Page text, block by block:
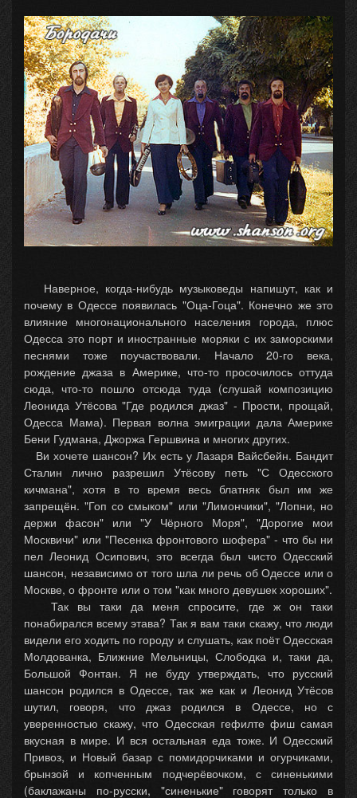
Наверное, когда-нибудь музыковеды напишут, как и
почему в Одессе появилась "Оца-Гоца". Конечно же это
влияние многонационального населения города, плюс
Одесса это порт и иностранные моряки с их заморскими
песнями тоже поучаствовали. Начало 20-го века,
рождение джаза в Америке, что-то просочилось оттуда
сюда, что-то пошло отсюда туда (слушай композицию
Леонида Утёсова "Где родился джаз" - Прости, прощай,
Одесса Мама). Первая волна эмиграции дала Америке
Бени Гудмана, Джоржа Гершвина и многих других.
Ви хочете шансон? Их есть у Лазаря Вайсбейн. Бандит
Сталин лично разрешил Утёсову петь "С Одесского
кичмана", хотя в то время весь блатняк был им же
запрещён. "Гоп со смыком" или "Лимончики", "Лопни, но
держи фасон" или "У Чёрного Моря", "Дорогие мои
Москвичи" или "Песенка фронтового шофера" - что бы ни
пел Леонид Осипович, это всегда был чисто Одесский
шансон, независимо от того шла ли речь об Одессе или о
Москве, о фронте или о том "как много девушек хороших".
Так вы таки да меня спросите, где ж он таки
понабирался всему этава? Так я вам таки скажу, что люди
видели его ходить по городу и слушать, как поёт Одесская
Молдованка, Ближние Мельницы, Слободка и, таки да,
Большой Фонтан. Я не буду утверждать, что русский
шансон родился в Одессе, так же как и Леонид Утёсов
шутил, говоря, что джаз родился в Одессе, но с
уверенностью скажу, что Одесская гефилте фиш самая
вкусная в мире. И вся остальная еда тоже. И Одесский
Привоз, и Новый базар с помидорчиками и огурчиками,
брынзой и копченным подчерёвочком, с синенькими
(баклажаны по-русски, "синенькие" говорят только в